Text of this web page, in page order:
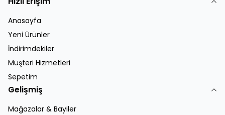
Anasayfa
Yeni Ürünler
İndirimdekiler
Müşteri Hizmetleri
Sepetim
Gelişmiş
Mağazalar & Bayiler